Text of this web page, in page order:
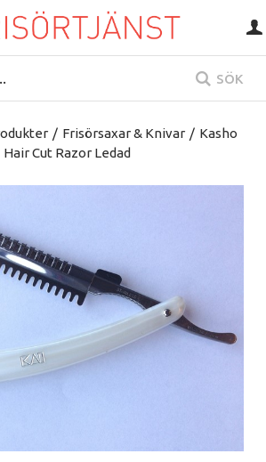
SÖK
/ Frisörsaxar & Knivar / Kasho
Hair Cut Razor Ledad